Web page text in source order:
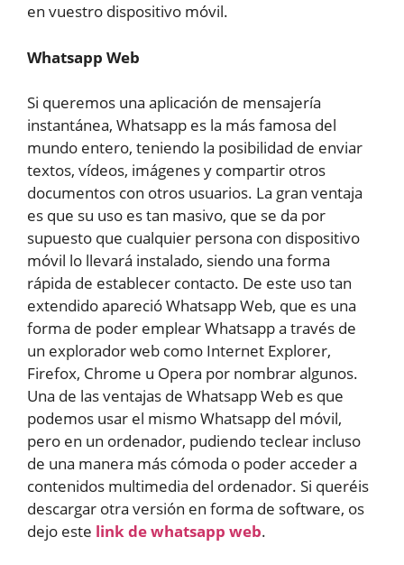
en vuestro dispositivo móvil.
Whatsapp Web
Si queremos una aplicación de mensajería
instantánea, Whatsapp es la más famosa del
mundo entero, teniendo la posibilidad de enviar
textos, vídeos, imágenes y compartir otros
documentos con otros usuarios. La gran ventaja
es que su uso es tan masivo, que se da por
supuesto que cualquier persona con dispositivo
móvil lo llevará instalado, siendo una forma
rápida de establecer contacto. De este uso tan
extendido apareció Whatsapp Web, que es una
forma de poder emplear Whatsapp a través de
un explorador web como Internet Explorer,
Firefox, Chrome u Opera por nombrar algunos.
Una de las ventajas de Whatsapp Web es que
podemos usar el mismo Whatsapp del móvil,
pero en un ordenador, pudiendo teclear incluso
de una manera más cómoda o poder acceder a
contenidos multimedia del ordenador. Si queréis
descargar otra versión en forma de software, os
dejo este link de whatsapp web.